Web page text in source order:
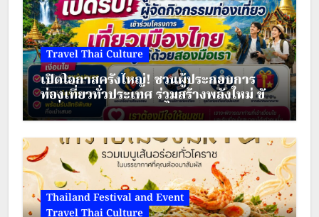
Travel Thai Culture
เปิดโอกาสครั้งใหญ่! ชวนผู้ประกอบการ
ท่องเที่ยวทั่วประเทศ ร่วมสร้างพลังใหม่ ขับ
เคลื่อนเศรษฐกิจชุมชนไทย
Thailand Festival and Event
Travel Thai Culture